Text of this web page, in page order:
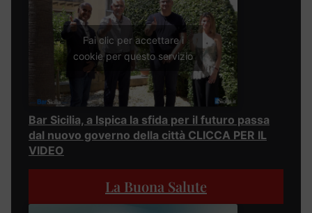
Fai clic per accettare i
cookie per questo servizio
Bar Sicilia, a Ispica la sfida per il futuro passa
dal nuovo governo della città CLICCA PER IL
VIDEO
La Buona Salute